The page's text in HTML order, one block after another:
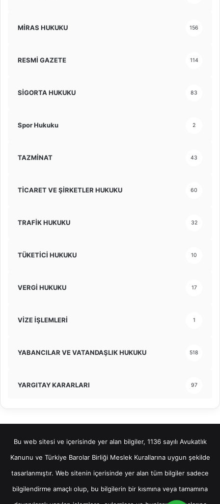
MİRAS HUKUKU 156
RESMİ GAZETE 114
SİGORTA HUKUKU 83
Spor Hukuku 2
TAZMİNAT 43
TİCARET VE ŞİRKETLER HUKUKU 60
TRAFİK HUKUKU 32
TÜKETİCİ HUKUKU 10
VERGİ HUKUKU 17
VİZE İŞLEMLERİ 1
YABANCILAR VE VATANDAŞLIK HUKUKU 518
YARGITAY KARARLARI 97
Bu web sitesi ve içerisinde yer alan bilgiler, 1136 sayılı Avukatlık
Kanunu ve Türkiye Barolar Birliği Meslek Kurallarına uygun şekilde
tasarlanmıştır. Web sitenin içerisinde yer alan tüm bilgiler sadece
bilgilendirme amaçlı olup, bu bilgilerin bir kısmına veya tamamına